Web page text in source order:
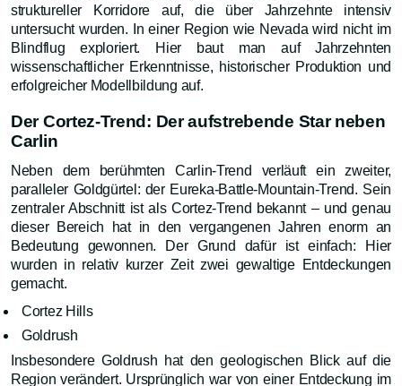
struktureller Korridore auf, die über Jahrzehnte intensiv
untersucht wurden. In einer Region wie Nevada wird nicht im
Blindflug exploriert. Hier baut man auf Jahrzehnten
wissenschaftlicher Erkenntnisse, historischer Produktion und
erfolgreicher Modellbildung auf.
Der Cortez-Trend: Der aufstrebende Star neben
Carlin
Neben dem berühmten Carlin-Trend verläuft ein zweiter,
paralleler Goldgürtel: der Eureka-Battle-Mountain-Trend. Sein
zentraler Abschnitt ist als Cortez-Trend bekannt – und genau
dieser Bereich hat in den vergangenen Jahren enorm an
Bedeutung gewonnen. Der Grund dafür ist einfach: Hier
wurden in relativ kurzer Zeit zwei gewaltige Entdeckungen
gemacht.
Cortez Hills
Goldrush
Insbesondere Goldrush hat den geologischen Blick auf die
Region verändert. Ursprünglich war von einer Entdeckung im